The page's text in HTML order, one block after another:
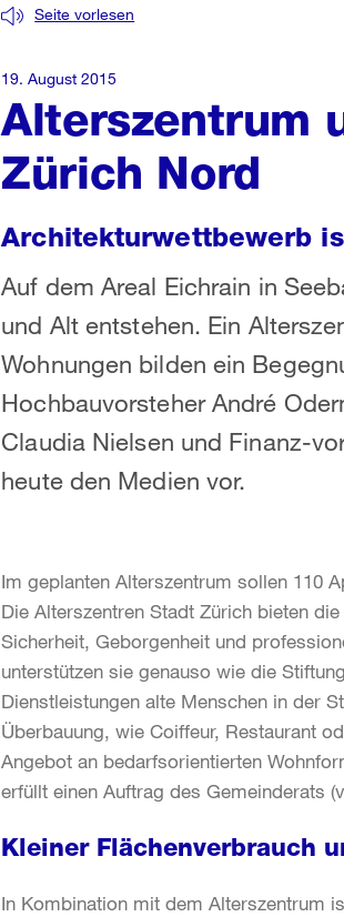
Alterszentrum
Zürich Nord
Seite vorlesen
Architekturwettbewerb
Auf dem Areal Eichrain in
und Alt entstehen. Ein
Wohnungen bilden ein
Hochbauvorsteher André
Claudia Nielsen und Finanz-
heute den Medien vor.
19. August 2015
Im geplanten Alterszentrum sollen 110
Die Alterszentren Stadt Zürich bieten
Sicherheit, Geborgenheit und
unterstützen sie genauso wie die
Dienstleistungen alte Menschen in der
Überbauung, wie Coiffeur, Restaurant
Angebot an bedarfsorientierten
erfüllt einen Auftrag des Gemeinderats
Kleiner Flächenverbrauch
In Kombination mit dem Alterszentrum